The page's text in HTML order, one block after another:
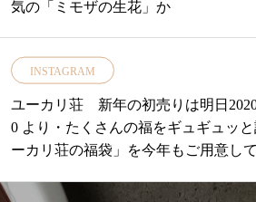
気の「ミモザの生花」か
INSTAGRAM
ユーカリ荘 新年の初売りは明日
0 より・たくさんの福をギュギュッ
ーカリ荘の福袋」を今年もご用意し
間に完売した人気の福袋です！！・